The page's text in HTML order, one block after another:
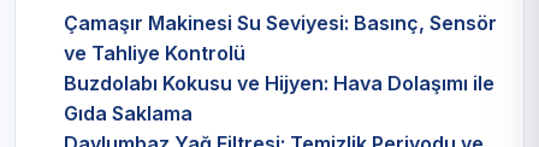
Çamaşır Makinesi Su Seviyesi: Basınç, Sensör
ve Tahliye Kontrolü
Buzdolabı Kokusu ve Hijyen: Hava Dolaşımı ile
Gıda Saklama